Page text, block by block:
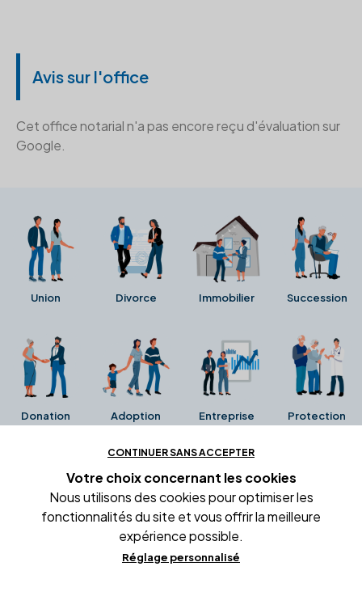
Avis sur l'office
Cet office notarial n'a pas encore reçu d'évaluation sur
Google.
Union Divorce Immobilier Succession
Donation Adoption Entreprise Protection
Ces avis proviennent directement de la fiche Google
Business de l'office notarial. Ils n'ont ni été collectés ni
été vérifiés par Alexia.fr.
Conditions générales d'utilisation
CONTINUER SANS ACCEPTER
Votre choix concernant les cookies
Nous utilisons des cookies pour optimiser les
fonctionnalités du site et vous offrir la meilleure
expérience possible.
Réglage personnalisé